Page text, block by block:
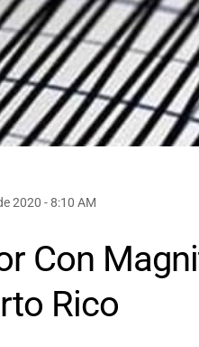
2020 - 8:10 AM
Con
Rico